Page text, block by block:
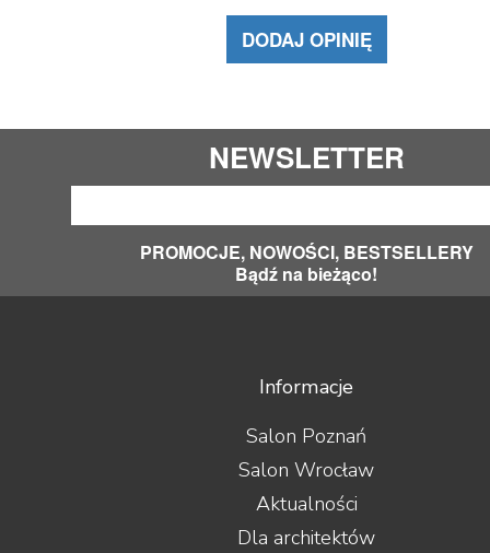
DODAJ OPINIĘ
NEWSLETTER
PROMOCJE, NOWOŚCI, BESTSELLERY
Bądź na bieżąco!
Informacje
Salon Poznań
Salon Wrocław
Aktualności
Dla architektów